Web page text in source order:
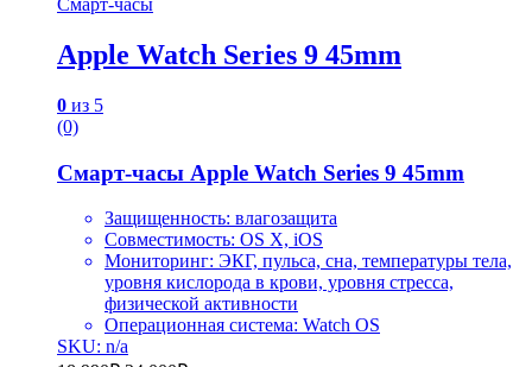
Смарт-часы
Apple Watch Series 9 45mm
0 из 5
(0)
Смарт-часы Apple Watch Series 9 45mm
Защищенность: влагозащита
Совместимость: OS X, iOS
Мониторинг: ЭКГ, пульса, сна, температуры тела,
уровня кислорода в крови, уровня стресса,
физической активности
Операционная система: Watch OS
SKU: n/a